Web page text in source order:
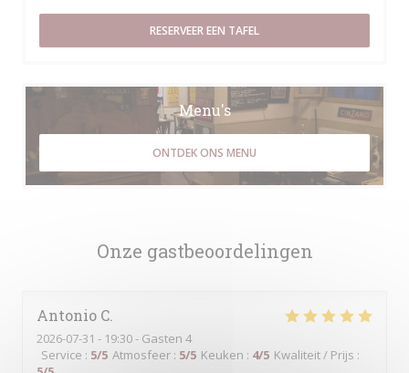
Onze gastbeoordelingen
Antonio C
2026-07-31 - 19:30 - Gasten 4
Service : 5/5 Atmosfeer : 5/5 Keuken : 4/5 Kwaliteit / Prijs :
RESERVEER EEN TAFEL
Menu's
ONTDEK ONS MENU